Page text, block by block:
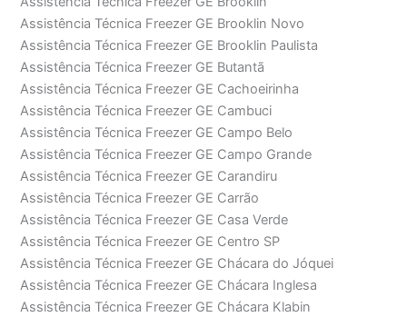
Assistência Técnica Freezer GE Brooklin Novo
Assistência Técnica Freezer GE Brooklin Paulista
Assistência Técnica Freezer GE Butantã
Assistência Técnica Freezer GE Cachoeirinha
Assistência Técnica Freezer GE Cambuci
Assistência Técnica Freezer GE Campo Belo
Assistência Técnica Freezer GE Campo Grande
Assistência Técnica Freezer GE Carandiru
Assistência Técnica Freezer GE Carrão
Assistência Técnica Freezer GE Casa Verde
Assistência Técnica Freezer GE Centro SP
Assistência Técnica Freezer GE Chácara do Jóquei
Assistência Técnica Freezer GE Chácara Inglesa
Assistência Técnica Freezer GE Chácara Klabin